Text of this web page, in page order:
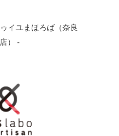
イユまほろば（奈良
店） -